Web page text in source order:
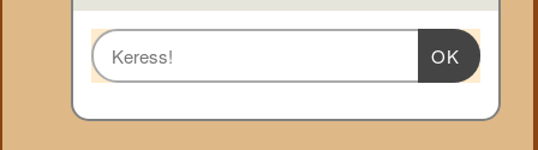
OK